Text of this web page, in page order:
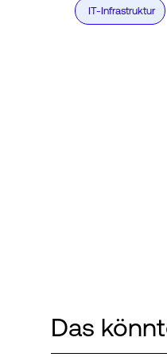
IT-Infrastruktur
Das